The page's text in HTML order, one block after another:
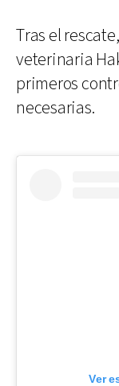
Tras el
veterinaria
primeros
necesarias.
Ver